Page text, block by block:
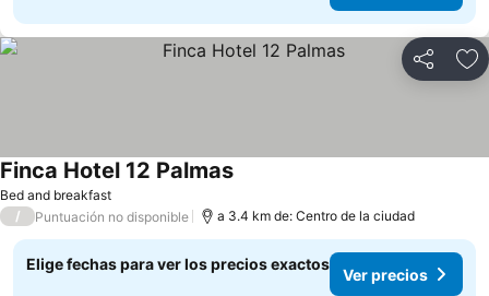
Compartir
Bed and breakfast
Finca Hotel 12 Palmas
/ Puntuación no disponible a 3.4 km de: Centro de la ciudad
Elige fechas para ver los precios exactos
Ver precios